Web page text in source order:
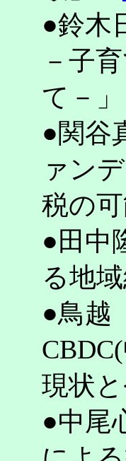
●鈴木
－子
て－
●関谷
ァン
税の
●田中
る地
●鳥越
現状
●中尾